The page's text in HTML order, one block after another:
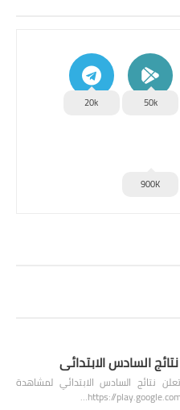
50k
20k
900K
السادس الابتدائي
نتائج السادس الابتدائي لمشاهدة